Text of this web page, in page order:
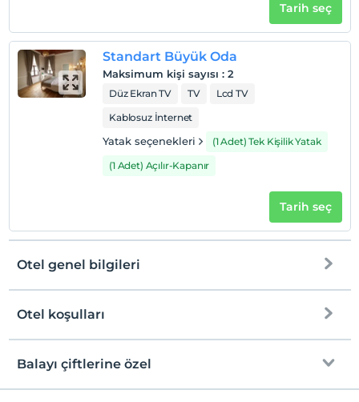
Tarih seç
Standart Büyük Oda
Maksimum kişi sayısı : 2
Düz Ekran TV TV
Lcd TV
Kablosuz İnternet
Yatak seçenekleri
(1 Adet) Tek Kişilik Yatak
(1 Adet) Açılır-Kapanır
Tarih seç
Otel genel bilgileri
Ücretsiz Wi-fi
Otel koşulları
Check/in
En erken saat 13:00 ve sonrası
Check/out
Balayı çiftlerine özel